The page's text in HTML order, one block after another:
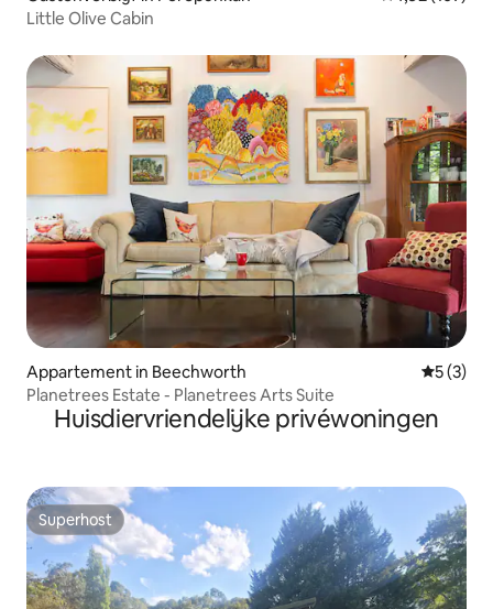
Little Olive Cabin
Appartement in Beechworth
5 (3)
Planetrees Estate - Planetrees Arts Suite
Huisdiervriendelijke privéwoningen
Superhost
Superhost